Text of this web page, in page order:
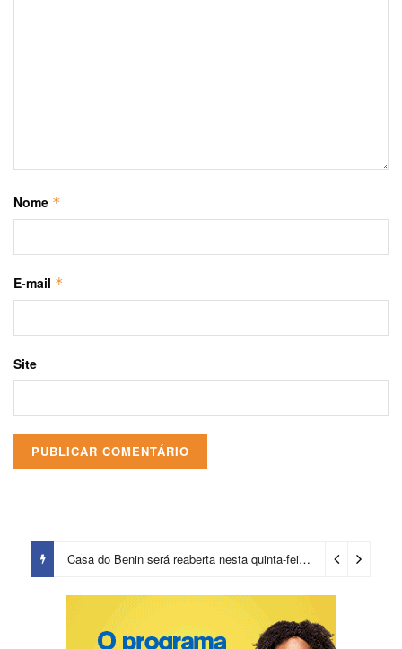
Nome *
E-mail *
Site
Casa do Benin será reaberta nesta quinta-feira (6) 3 dias ago